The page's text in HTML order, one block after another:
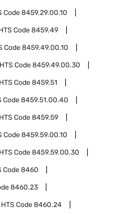
Code8459.29.00.10
Code8459.49
Code8459.49.00.10
HTS Code8459.49.00.30
HTS Code8459.51
Code8459.51.00.40
HTS Code8459.59
Code8459.59.00.10
HTS Code8459.59.00.30
Code8460
8460.23
HTS Code8460.24